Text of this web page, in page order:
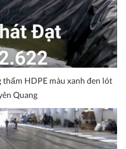
thấm HDPE màu xanh đen lót
Quang